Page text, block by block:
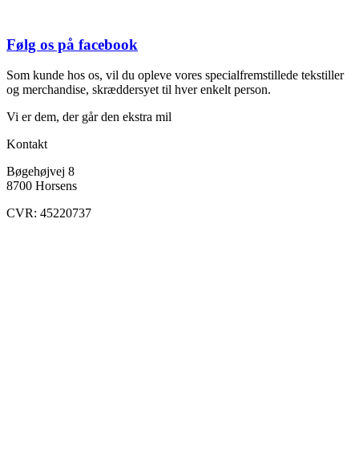
Følg os på facebook
Som kunde hos os, vil du opleve vores specialfremstillede tekstiller
og merchandise, skræddersyet til hver enkelt person.
Vi er dem, der går den ekstra mil
Kontakt
Bøgehøjvej 8
8700 Horsens
CVR: 45220737